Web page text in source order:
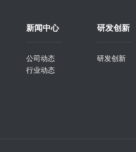
新闻中心
公司动态
行业动态
研发创新
研发创新